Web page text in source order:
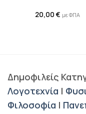
20,00 € με ΦΠΑ
Δημοφιλείς
Λογοτεχνία |
Φιλοσοφία |